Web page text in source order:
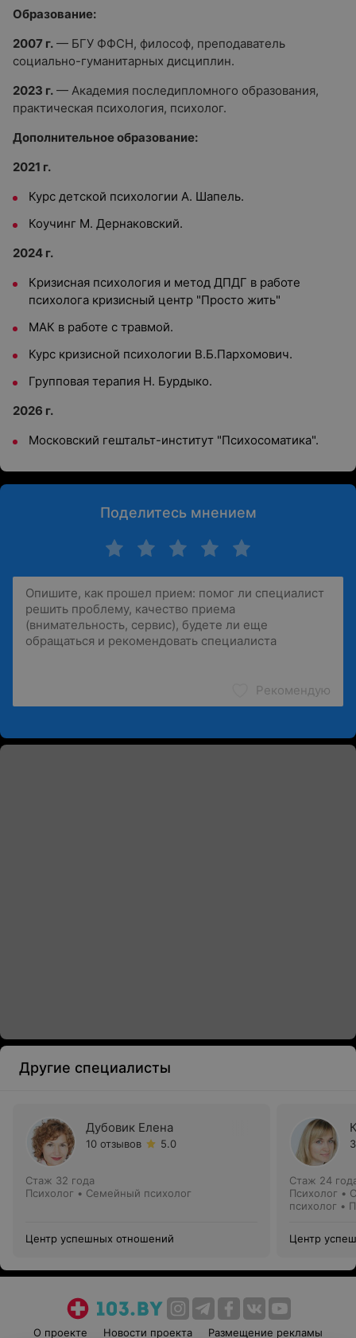
Образование:
2007 г. — БГУ ФФСН, философ, преподаватель
социально-гуманитарных дисциплин.
2023 г. — Академия последипломного образования,
практическая психология, психолог.
Дополнительное образование:
2021 г.
Курс детской психологии А. Шапель.
Коучинг М. Дернаковский.
2024 г.
Кризисная психология и метод ДПДГ в работе
психолога кризисный центр "Просто жить"
МАК в работе с травмой.
Курс кризисной психологии В.Б.Пархомович.
Групповая терапия Н. Бурдыко.
2026 г.
Московский гештальт-институт "Психосоматика".
Поделитесь мнением
Рекомендую
Другие специалисты
Дубовик Елена
10 отзывов 5.0
Стаж 32 года
Психолог • Семейный психолог
Центр успешных отношений
Стаж 24
Психолог •
психолог •
Центр
О проекте Новости проекта Размещение рекламы